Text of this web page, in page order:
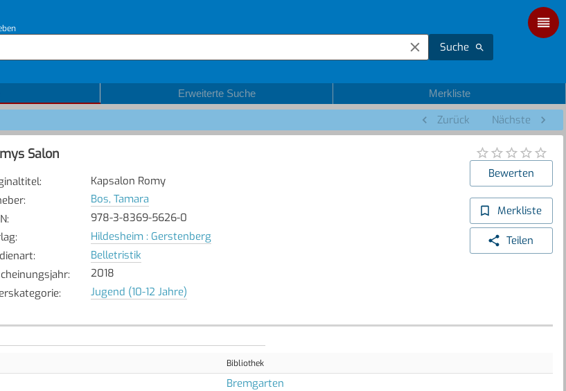
Suche
Erweiterte Suche Merkliste
Zurück Nächste
Salon
:
Kapsalon Romy
:
Bos, Tamara
:
978-3-8369-5626-0
:
Hildesheim : Gerstenberg
:
Belletristik
:
2018
: Jugend (10-12 Jahre)
Bewerten
Merkliste
Teilen
Bibliothek
Bremgarten